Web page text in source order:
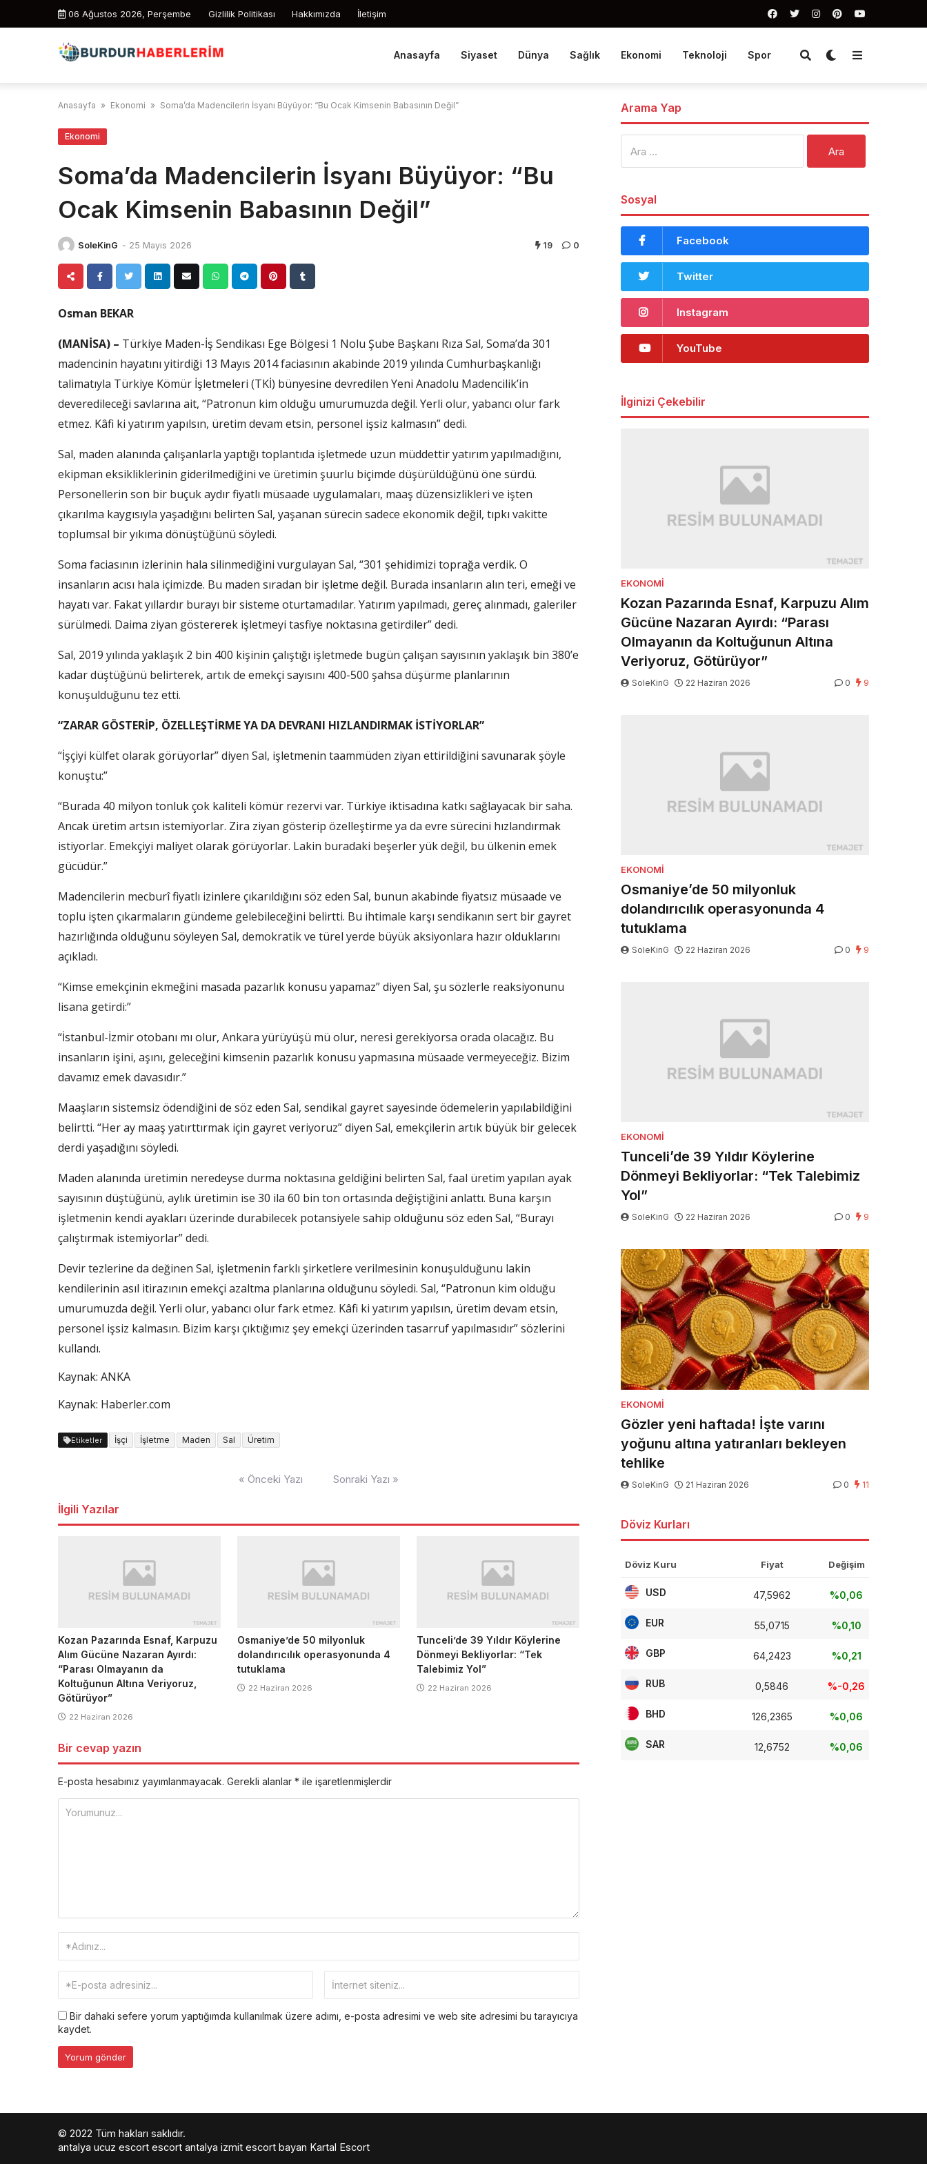
06 Ağustos 2026, Perşembe Gizlilik Politikası Hakkımızda İletişim
Anasayfa Siyaset Dünya Sağlık Ekonomi Teknoloji Spor
Anasayfa » Ekonomi » Soma’da Madencilerin İsyanı Büyüyor: “Bu Ocak Kimsenin Babasının Değil”
Ekonomi
Soma’da Madencilerin İsyanı Büyüyor: “Bu
Ocak Kimsenin Babasının Değil”
SoleKinG - 25 Mayıs 2026 19 0
Osman BEKAR
(MANİSA) – Türkiye Maden-İş Sendikası Ege Bölgesi 1 Nolu Şube Başkanı Rıza Sal, Soma’da 301
madencinin hayatını yitirdiği 13 Mayıs 2014 faciasının akabinde 2019 yılında Cumhurbaşkanlığı
talimatıyla Türkiye Kömür İşletmeleri (TKİ) bünyesine devredilen Yeni Anadolu Madencilik’in
deveredileceği savlarına ait, “Patronun kim olduğu umurumuzda değil. Yerli olur, yabancı olur fark
etmez. Kâfi ki yatırım yapılsın, üretim devam etsin, personel işsiz kalmasın” dedi.
Sal, maden alanında çalışanlarla yaptığı toplantıda işletmede uzun müddettir yatırım yapılmadığını,
ekipman eksikliklerinin giderilmediğini ve üretimin şuurlu biçimde düşürüldüğünü öne sürdü.
Personellerin son bir buçuk aydır fiyatlı müsaade uygulamaları, maaş düzensizlikleri ve işten
çıkarılma kaygısıyla yaşadığını belirten Sal, yaşanan sürecin sadece ekonomik değil, tıpkı vakitte
toplumsal bir yıkıma dönüştüğünü söyledi.
Soma faciasının izlerinin hala silinmediğini vurgulayan Sal, “301 şehidimizi toprağa verdik. O
insanların acısı hala içimizde. Bu maden sıradan bir işletme değil. Burada insanların alın teri, emeği ve
hayatı var. Fakat yıllardır burayı bir sisteme oturtamadılar. Yatırım yapılmadı, gereç alınmadı, galeriler
sürülmedi. Daima ziyan göstererek işletmeyi tasfiye noktasına getirdiler” dedi.
Sal, 2019 yılında yaklaşık 2 bin 400 kişinin çalıştığı işletmede bugün çalışan sayısının yaklaşık bin 380’e
kadar düştüğünü belirterek, artık de emekçi sayısını 400-500 şahsa düşürme planlarının
konuşulduğunu tez etti.
“ZARAR GÖSTERİP, ÖZELLEŞTİRME YA DA DEVRANI HIZLANDIRMAK İSTİYORLAR”
“İşçiyi külfet olarak görüyorlar” diyen Sal, işletmenin taammüden ziyan ettirildiğini savunarak şöyle
konuştu:”
“Burada 40 milyon tonluk çok kaliteli kömür rezervi var. Türkiye iktisadına katkı sağlayacak bir saha.
Ancak üretim artsın istemiyorlar. Zira ziyan gösterip özelleştirme ya da evre sürecini hızlandırmak
istiyorlar. Emekçiyi maliyet olarak görüyorlar. Lakin buradaki beşerler yük değil, bu ülkenin emek
gücüdür.”
Madencilerin mecburî fiyatlı izinlere çıkarıldığını söz eden Sal, bunun akabinde fiyatsız müsaade ve
toplu işten çıkarmaların gündeme gelebileceğini belirtti. Bu ihtimale karşı sendikanın sert bir gayret
hazırlığında olduğunu söyleyen Sal, demokratik ve türel yerde büyük aksiyonlara hazır olduklarını
açıkladı.
“Kimse emekçinin ekmeğini masada pazarlık konusu yapamaz” diyen Sal, şu sözlerle reaksiyonunu
lisana getirdi:”
“İstanbul-İzmir otobanı mı olur, Ankara yürüyüşü mü olur, neresi gerekiyorsa orada olacağız. Bu
insanların işini, aşını, geleceğini kimsenin pazarlık konusu yapmasına müsaade vermeyeceğiz. Bizim
davamız emek davasıdır.”
Maaşların sistemsiz ödendiğini de söz eden Sal, sendikal gayret sayesinde ödemelerin yapılabildiğini
belirtti. “Her ay maaş yatırttırmak için gayret veriyoruz” diyen Sal, emekçilerin artık büyük bir gelecek
derdi yaşadığını söyledi.
Maden alanında üretimin neredeyse durma noktasına geldiğini belirten Sal, faal üretim yapılan ayak
sayısının düştüğünü, aylık üretimin ise 30 ila 60 bin ton ortasında değiştiğini anlattı. Buna karşın
işletmenin kendi ayakları üzerinde durabilecek potansiyele sahip olduğunu söz eden Sal, “Burayı
çalıştırmak istemiyorlar” dedi.
Devir tezlerine da değinen Sal, işletmenin farklı şirketlere verilmesinin konuşulduğunu lakin
kendilerinin asıl itirazının emekçi azaltma planlarına olduğunu söyledi. Sal, “Patronun kim olduğu
umurumuzda değil. Yerli olur, yabancı olur fark etmez. Kâfi ki yatırım yapılsın, üretim devam etsin,
personel işsiz kalmasın. Bizim karşı çıktığımız şey emekçi üzerinden tasarruf yapılmasıdır” sözlerini
kullandı.
Kaynak: ANKA
Kaynak: Haberler.com
Etiketler İşçi İşletme Maden Sal Üretim
« Önceki Yazı Sonraki Yazı »
İlgili Yazılar
Kozan Pazarında Esnaf, Karpuzu
Alım Gücüne Nazaran Ayırdı:
“Parası Olmayanın da
Koltuğunun Altına Veriyoruz,
Götürüyor”
22 Haziran 2026
Osmaniye’de 50 milyonluk
dolandırıcılık operasyonunda 4
tutuklama
22 Haziran 2026
Tunceli’de 39 Yıldır Köylerine
Dönmeyi Bekliyorlar: “Tek
Talebimiz Yol”
22 Haziran 2026
Bir cevap yazın
E-posta hesabınız yayımlanmayacak. Gerekli alanlar * ile işaretlenmişlerdir
Bir dahaki sefere yorum yaptığımda kullanılmak üzere adımı, e-posta adresimi ve web site adresimi bu tarayıcıya
kaydet.
Arama Yap
Sosyal
Facebook
Twitter
Instagram
YouTube
İlginizi Çekebilir
EKONOMI
Kozan Pazarında Esnaf, Karpuzu Alım
Gücüne Nazaran Ayırdı: “Parası
Olmayanın da Koltuğunun Altına
Veriyoruz, Götürüyor”
SoleKinG 22 Haziran 2026 0 9
EKONOMI
Osmaniye’de 50 milyonluk
dolandırıcılık operasyonunda 4
tutuklama
SoleKinG 22 Haziran 2026 0 9
EKONOMI
Tunceli’de 39 Yıldır Köylerine
Dönmeyi Bekliyorlar: “Tek Talebimiz
Yol”
SoleKinG 22 Haziran 2026 0 9
EKONOMI
Gözler yeni haftada! İşte varını
yoğunu altına yatıranları bekleyen
tehlike
SoleKinG 21 Haziran 2026 0 11
Döviz Kurları
Döviz Kuru Fiyat Değişim
USD 47,5962 %0,06
EUR 55,0715 %0,10
GBP 64,2423 %0,21
RUB 0,5846 %-0,26
BHD 126,2365 %0,06
SAR 12,6752 %0,06
© 2022 Tüm hakları saklıdır.
antalya ucuz escort escort antalya izmit escort bayan Kartal Escort